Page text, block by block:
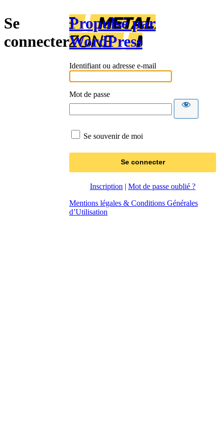
Se
connecter
Propulsé par
WordPress
Identifiant ou adresse e-mail
Mot de passe
Se souvenir de moi
Inscription | Mot de passe oublié ?
Mentions légales & Conditions Générales
d’Utilisation